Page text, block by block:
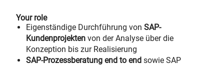
Your role
Eigenständige Durchführung von SAP-
Kundenprojekten von der Analyse über die
Konzeption bis zur Realisierung
SAP-Prozessberatung end to end sowie SAP